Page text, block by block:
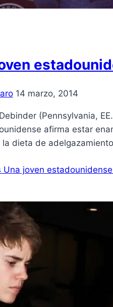
14 marzo, 2014
(Pennsylvania,
afirma estar
la dieta de
Una joven